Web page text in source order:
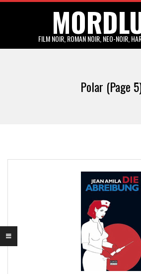
FILM NOIR, ROMAN NOIR, NEO-NOIR,
Polar (Page